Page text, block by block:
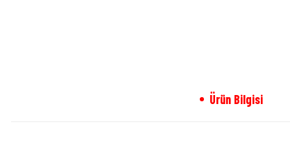
Ürün Bilgisi